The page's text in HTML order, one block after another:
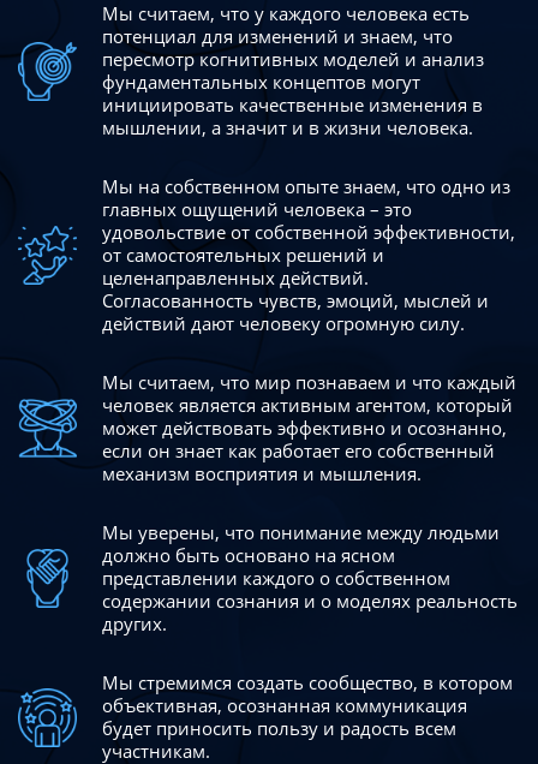
Мы считаем, что у каждого человека есть
потенциал для изменений и знаем, что
пересмотр когнитивных моделей и анализ
фундаментальных концептов могут
инициировать качественные изменения в
мышлении, а значит и в жизни человека.
Мы на собственном опыте знаем, что одно из
главных ощущений человека – это
удовольствие от собственной эффективности,
от самостоятельных решений и
целенаправленных действий.
Согласованность чувств, эмоций, мыслей и
действий дают человеку огромную силу.
Мы считаем, что мир познаваем и что каждый
человек является активным агентом, который
может действовать эффективно и осознанно,
если он знает как работает его собственный
механизм восприятия и мышления.
Мы уверены, что понимание между людьми
должно быть основано на ясном
представлении каждого о собственном
содержании сознания и о моделях реальность
других.
Мы стремимся создать сообщество, в котором
объективная, осознанная коммуникация
будет приносить пользу и радость всем
участникам.